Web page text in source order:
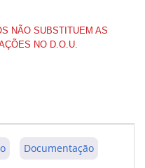
NÃO SUBSTITUEM AS
NO D.O.U.
Documentação